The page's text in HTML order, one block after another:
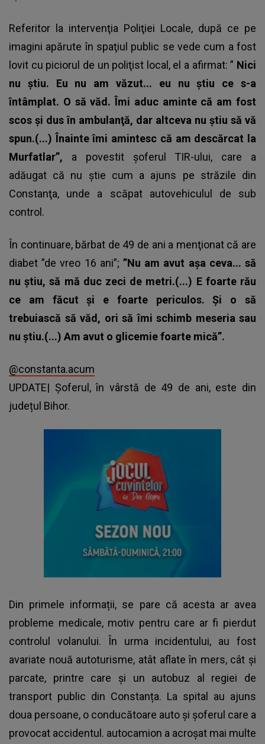
Referitor la intervenţia Poliţiei Locale, după ce pe
imagini apărute în spaţiul public se vede cum a fost
lovit cu piciorul de un poliţist local, el a afirmat: ” Nici
nu ştiu. Eu nu am văzut... eu nu ştiu ce s-a
întâmplat. O să văd. Îmi aduc aminte că am fost
scos şi dus în ambulanţă, dar altceva nu ştiu să vă
spun.(...) Înainte îmi amintesc că am descărcat la
Murfatlar”, a povestit şoferul TIR-ului, care a
adăugat că nu ştie cum a ajuns pe străzile din
Constanţa, unde a scăpat autovehiculul de sub
control.
În continuare, bărbat de 49 de ani a menţionat că are
diabet ”de vreo 16 ani”; ”Nu am avut aşa ceva... să
nu ştiu, să mă duc zeci de metri.(...) E foarte rău
ce am făcut şi e foarte periculos. Şi o să
trebuiască să văd, ori să îmi schimb meseria sau
nu ştiu.(...) Am avut o glicemie foarte mică”.
@constanta.acum
UPDATE| Șoferul, în vârstă de 49 de ani, este din
județul Bihor.
Din primele informații, se pare că acesta ar avea
probleme medicale, motiv pentru care ar fi pierdut
controlul volanului. În urma incidentului, au fost
avariate nouă autoturisme, atât aflate în mers, cât și
parcate, printre care și un autobuz al regiei de
transport public din Constanța. La spital au ajuns
doua persoane, o conducătoare auto și șoferul care a
provocat accidentul. autocamion a acroșat mai multe